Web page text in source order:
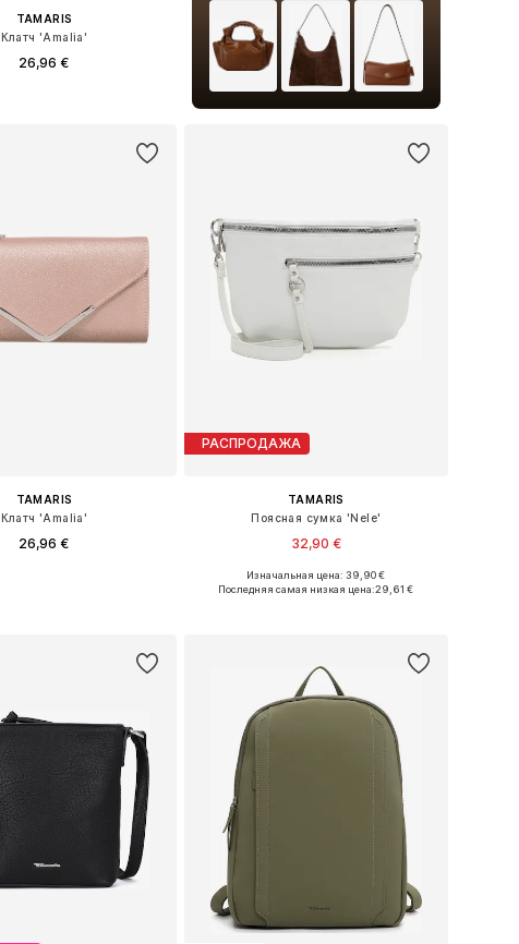
TAMARIS
Клатч 'Amalia'
26,96 €
TAMARIS
Клатч 'Amalia'
26,96 €
РАСПРОДАЖА
TAMARIS
Поясная сумка 'Nele'
32,90 €
Доступные размеры: One Size
Изначальная цена: 39,90 €
Последняя самая низкая цена:29,61 €